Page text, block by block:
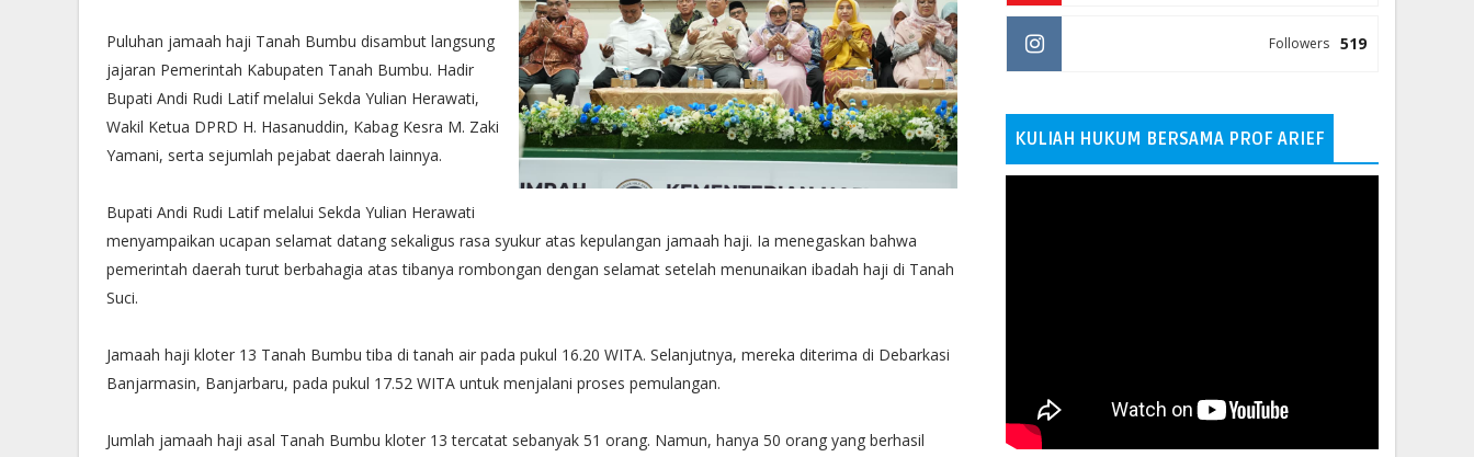
Puluhan jamaah haji Tanah Bumbu disambut langsung
jajaran Pemerintah Kabupaten Tanah Bumbu. Hadir
Bupati Andi Rudi Latif melalui Sekda Yulian Herawati,
Wakil Ketua DPRD H. Hasanuddin, Kabag Kesra M. Zaki
Yamani, serta sejumlah pejabat daerah lainnya.
Bupati Andi Rudi Latif melalui Sekda Yulian Herawati
menyampaikan ucapan selamat datang sekaligus rasa syukur atas kepulangan jamaah haji. Ia menegaskan bahwa
pemerintah daerah turut berbahagia atas tibanya rombongan dengan selamat setelah menunaikan ibadah haji di Tanah
Suci.
Jamaah haji kloter 13 Tanah Bumbu tiba di tanah air pada pukul 16.20 WITA. Selanjutnya, mereka diterima di Debarkasi
Banjarmasin, Banjarbaru, pada pukul 17.52 WITA untuk menjalani proses pemulangan.
Jumlah jamaah haji asal Tanah Bumbu kloter 13 tercatat sebanyak 51 orang. Namun, hanya 50 orang yang berhasil
519
Followers
KULIAH HUKUM BERSAMA PROF ARIEF